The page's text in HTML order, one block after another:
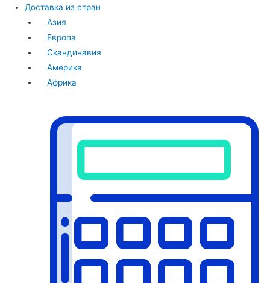
Доставка из стран
Азия
Европа
Скандинавия
Америка
Африка